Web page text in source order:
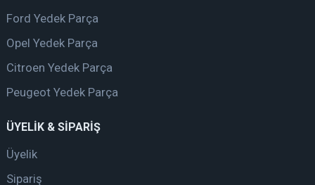
Ford Yedek Parça
Opel Yedek Parça
Citroen Yedek Parça
Peugeot Yedek Parça
ÜYELİK & SİPARİŞ
Üyelik
Sipariş